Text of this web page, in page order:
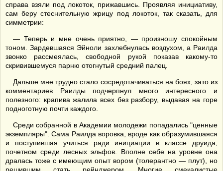
справа взяли под локоток, прижавшись. Проявляя инициативу,
сам беру стеснительную жрицу под локоток, так сказать, для
симметрии:
— Теперь и мне очень приятно, — произношу спокойным
тоном. Зардевшаяся Эйноли захлебнулась воздухом, а Раилда
звонко рассмеялась, свободной рукой показав какому-то
скривившемуся парню отогнутый средний палец.
Дальше мне трудно стало сосредотачиваться на боях, зато из
комментариев Раилды подчерпнул много интересного и
полезного: крапива жалила всех без разбору, выдавая на горе
подноготную почти каждого.
Среди собранной в Академии молодежи попадались "ценные
экземпляры". Сама Раилда воровка, вроде как образумившаяся
и поступившая учиться ради инициации в классе друида,
почетном среди лесных эльфов. Вполне себе на уровне она
дралась тоже с имеющим опыт вором (толерантно — плут), но